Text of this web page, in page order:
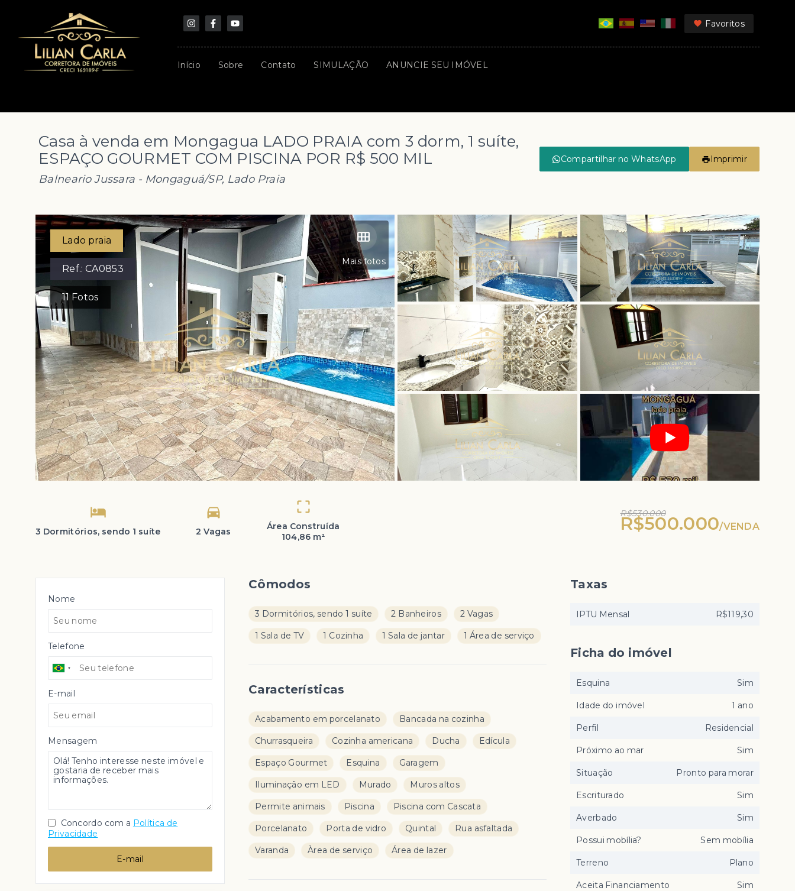
Favoritos
Início Sobre Contato SIMULAÇÃO ANUNCIE SEU IMÓVEL
Casa à venda em Mongagua LADO PRAIA com 3 dorm, 1 suíte,
ESPAÇO GOURMET COM PISCINA POR R$ 500 MIL
Balneario Jussara - Mongaguá/SP, Lado Praia
Compartilhar no WhatsApp Imprimir
Mais fotos
Lado praia
Ref.:CA0853
11 Fotos
3 Dormitórios, sendo 1 suíte 2 Vagas
Área Construída
104,86 m²
R$530.000
R$500.000/VENDA
Nome
Telefone
E-mail
Mensagem
Concordo com a Política de
Privacidade
E-mail
Cômodos
3 Dormitórios, sendo 1 suíte 2 Banheiros 2 Vagas
1 Sala de TV 1 Cozinha 1 Sala de jantar 1 Área de serviço
Características
Acabamento em porcelanato Bancada na cozinha
Churrasqueira Cozinha americana Ducha Edícula
Espaço Gourmet Esquina Garagem
Iluminação em LED Murado Muros altos
Permite animais Piscina Piscina com Cascata
Porcelanato Porta de vidro Quintal Rua asfaltada
Varanda Àrea de serviço Área de lazer
Taxas
IPTU Mensal R$119,30
Ficha do imóvel
Esquina Sim
Idade do imóvel 1 ano
Perfil Residencial
Próximo ao mar Sim
Situação Pronto para morar
Escriturado Sim
Averbado Sim
Possui mobília? Sem mobília
Terreno Plano
Aceita Financiamento Sim